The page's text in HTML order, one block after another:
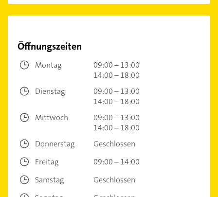
Öffnungszeiten
Montag
09:00 – 13:00
14:00 – 18:00
Dienstag
09:00 – 13:00
14:00 – 18:00
Mittwoch
09:00 – 13:00
14:00 – 18:00
Donnerstag
Geschlossen
Freitag
09:00 – 14:00
Samstag
Geschlossen